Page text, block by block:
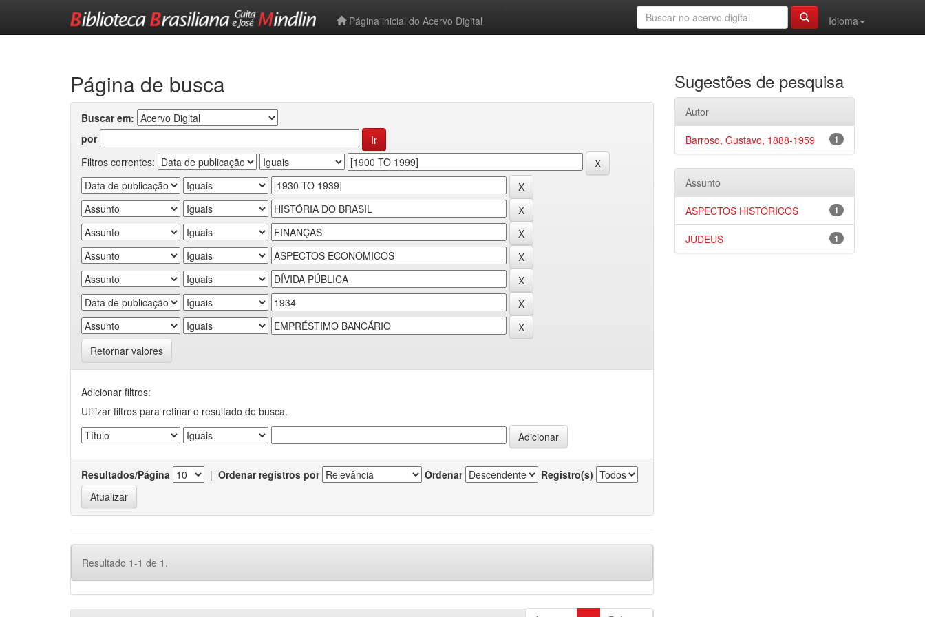
Página inicial do Acervo Digital
Idioma
Página de busca
Buscar em:
por
Filtros correntes:
Retornar valores
Adicionar filtros:
Utilizar filtros para refinar o resultado de busca.
Resultados/Página | Ordenar registros por Ordenar Registro(s)
Resultado 1-1 de 1.
Sugestões de pesquisa
Autor
1
Barroso, Gustavo, 1888-1959
Assunto
1
ASPECTOS HISTÓRICOS
1
JUDEUS